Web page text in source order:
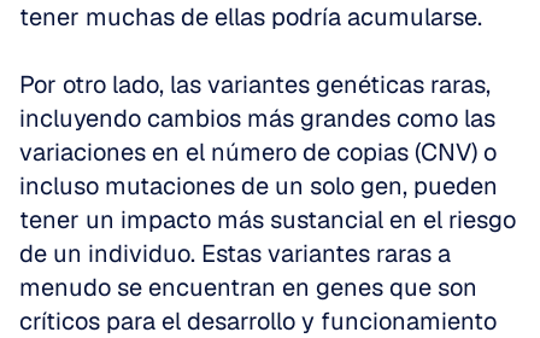
tener muchas de ellas podría acumularse.
Por otro lado, las variantes genéticas raras,
incluyendo cambios más grandes como las
variaciones en el número de copias (CNV) o
incluso mutaciones de un solo gen, pueden
tener un impacto más sustancial en el riesgo
de un individuo. Estas variantes raras a
menudo se encuentran en genes que son
críticos para el desarrollo y funcionamiento